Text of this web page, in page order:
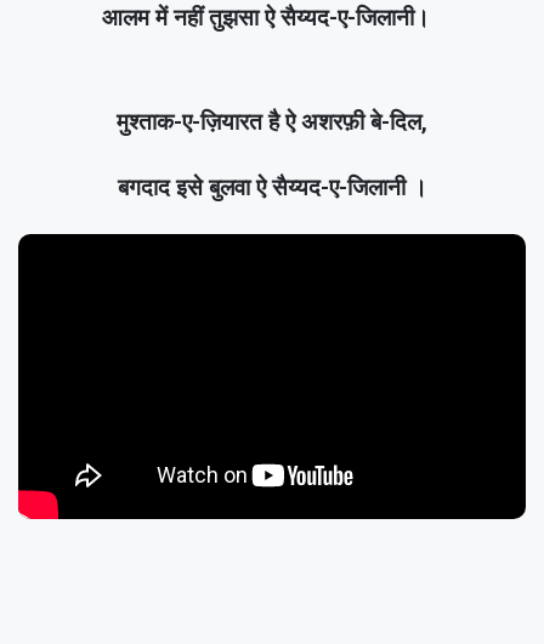
आलम में नहीं तुझसा ऐ सैय्यद-ए-जिलानी।
मुश्ताक-ए-ज़ियारत है ऐ अशरफ़ी बे-दिल,
बगदाद इसे बुलवा ऐ सैय्यद-ए-जिलानी ।